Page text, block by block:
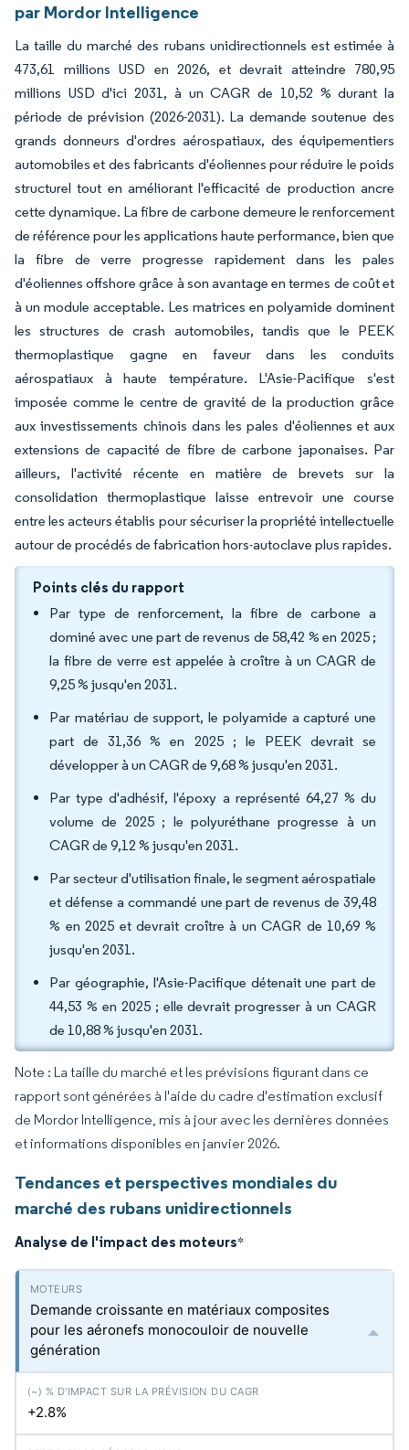
par Mordor Intelligence
La taille du marché des rubans unidirectionnels est estimée à
473,61 millions USD en 2026, et devrait atteindre 780,95
millions USD d'ici 2031, à un CAGR de 10,52 % durant la
période de prévision (2026-2031). La demande soutenue des
grands donneurs d'ordres aérospatiaux, des équipementiers
automobiles et des fabricants d'éoliennes pour réduire le poids
structurel tout en améliorant l'efficacité de production ancre
cette dynamique. La fibre de carbone demeure le renforcement
de référence pour les applications haute performance, bien que
la fibre de verre progresse rapidement dans les pales
d'éoliennes offshore grâce à son avantage en termes de coût et
à un module acceptable. Les matrices en polyamide dominent
les structures de crash automobiles, tandis que le PEEK
thermoplastique gagne en faveur dans les conduits
aérospatiaux à haute température. L'Asie-Pacifique s'est
imposée comme le centre de gravité de la production grâce
aux investissements chinois dans les pales d'éoliennes et aux
extensions de capacité de fibre de carbone japonaises. Par
ailleurs, l'activité récente en matière de brevets sur la
consolidation thermoplastique laisse entrevoir une course
entre les acteurs établis pour sécuriser la propriété intellectuelle
autour de procédés de fabrication hors-autoclave plus rapides.
Points clés du rapport
Par type de renforcement, la fibre de carbone a
dominé avec une part de revenus de 58,42 % en 2025 ;
la fibre de verre est appelée à croître à un CAGR de
9,25 % jusqu'en 2031.
Par matériau de support, le polyamide a capturé une
part de 31,36 % en 2025 ; le PEEK devrait se
développer à un CAGR de 9,68 % jusqu'en 2031.
Par type d'adhésif, l'époxy a représenté 64,27 % du
volume de 2025 ; le polyuréthane progresse à un
CAGR de 9,12 % jusqu'en 2031.
Par secteur d'utilisation finale, le segment aérospatiale
et défense a commandé une part de revenus de 39,48
% en 2025 et devrait croître à un CAGR de 10,69 %
jusqu'en 2031.
Par géographie, l'Asie-Pacifique détenait une part de
44,53 % en 2025 ; elle devrait progresser à un CAGR
de 10,88 % jusqu'en 2031.
Note : La taille du marché et les prévisions figurant dans ce
rapport sont générées à l'aide du cadre d'estimation exclusif
de Mordor Intelligence, mis à jour avec les dernières données
et informations disponibles en janvier 2026.
Tendances et perspectives mondiales du
marché des rubans unidirectionnels
Analyse de l'impact des moteurs*
Demande croissante en matériaux composites
pour les aéronefs monocouloir de nouvelle
génération
+2.8%